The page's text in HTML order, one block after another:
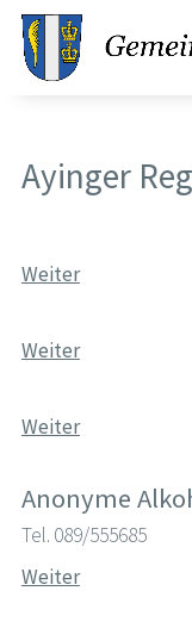
Ayinger
Weiter
Weiter
Weiter
Anonyme
Tel. 089/555685
Weiter